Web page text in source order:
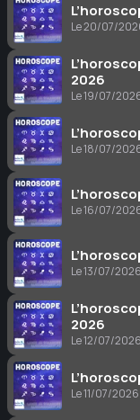
Le 20/07/
2026
Le 19/07/
Le 18/07/
Le 16/07/
Le 13/07/
2026
Le 12/07/
Le 11/07/